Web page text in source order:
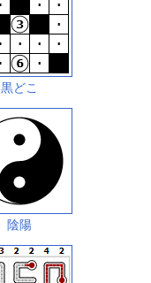
黒どこ
陰陽